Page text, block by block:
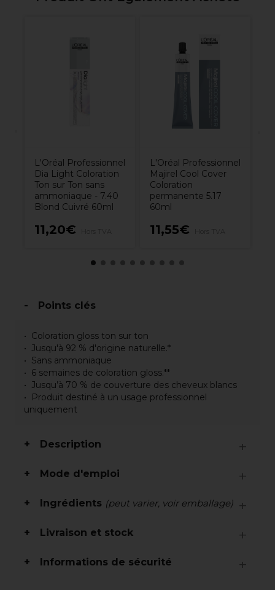
L'Oréal Professionnel
Dia Light Coloration
Ton sur Ton sans
ammoniaque - 7.40
Blond Cuivré 60ml
11,20€
L'Oréal Professionnel
Majirel Cool Cover
Coloration
permanente 5.17
60ml
11,55€
Points clés
Coloration gloss ton sur ton
Jusqu'à 92 % d'origine naturelle.*
Sans ammoniaque
6 semaines de coloration gloss.**
Jusqu’à 70 % de couverture des cheveux blancs
Produit destiné à un usage professionnel
uniquement
Description
Mode d'emploi
Ingrédients (peut varier, voir emballage)
Livraison et stock
Informations de sécurité